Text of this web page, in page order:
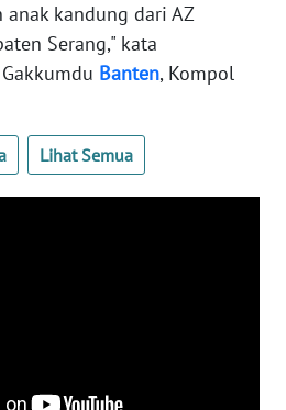
kandung dari AZ
Serang," kata
Banten, Kompol
Lihat Semua